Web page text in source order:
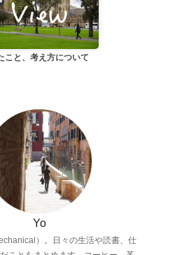
こと、考え方について
Yo
）。日々の生活や読書、仕